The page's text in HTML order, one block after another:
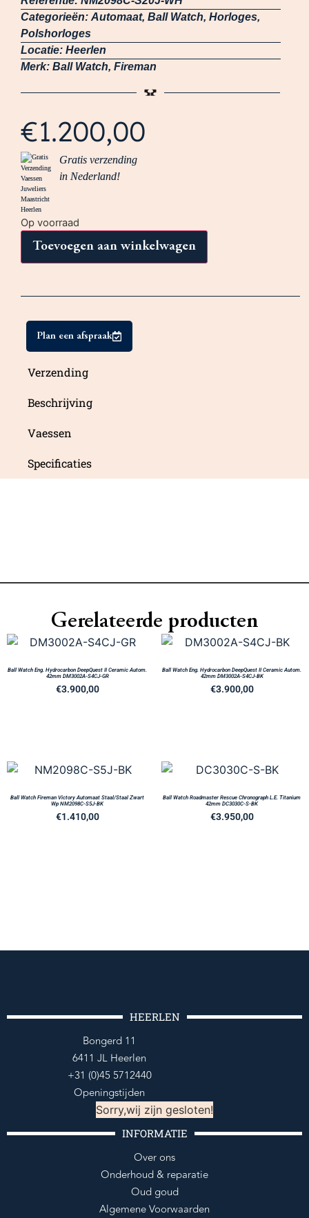
Categorieën: Automaat, Ball Watch, Horloges,
Polshorloges
Locatie: Heerlen
Merk: Ball Watch, Fireman
€1.200,00
Gratis verzending
in Nederland!
Op voorraad
Toevoegen aan winkelwagen
Plan een afspraak
Verzending
Beschrijving
Vaessen
Specificaties
Gerelateerde producten
Ball Watch Eng. Hydrocarbon DeepQuest II Ceramic Autom.
42mm DM3002A-S4CJ-GR
€3.900,00
Ball Watch Eng. Hydrocarbon DeepQuest II Ceramic Autom.
42mm DM3002A-S4CJ-BK
€3.900,00
Ball Watch Fireman Victory Automaat Staal/Staal Zwart
Wp NM2098C-S5J-BK
€1.410,00
Ball Watch Roadmaster Rescue Chronograph L.E. Titanium
42mm DC3030C-S-BK
€3.950,00
HEERLEN
Bongerd 11
6411 JL Heerlen
+31 (0)45 5712440
Openingstijden
Sorry,wij zijn gesloten!
INFORMATIE
Over ons
Onderhoud & reparatie
Oud goud
Algemene Voorwaarden